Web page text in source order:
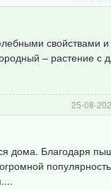
свойствами и
– растение с
25-08-
дома. Благодаря